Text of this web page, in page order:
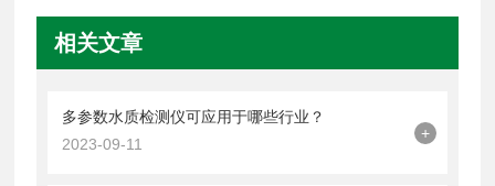
相关文章
多参数水质检测仪可应用于哪些行业？
2023-09-11
+